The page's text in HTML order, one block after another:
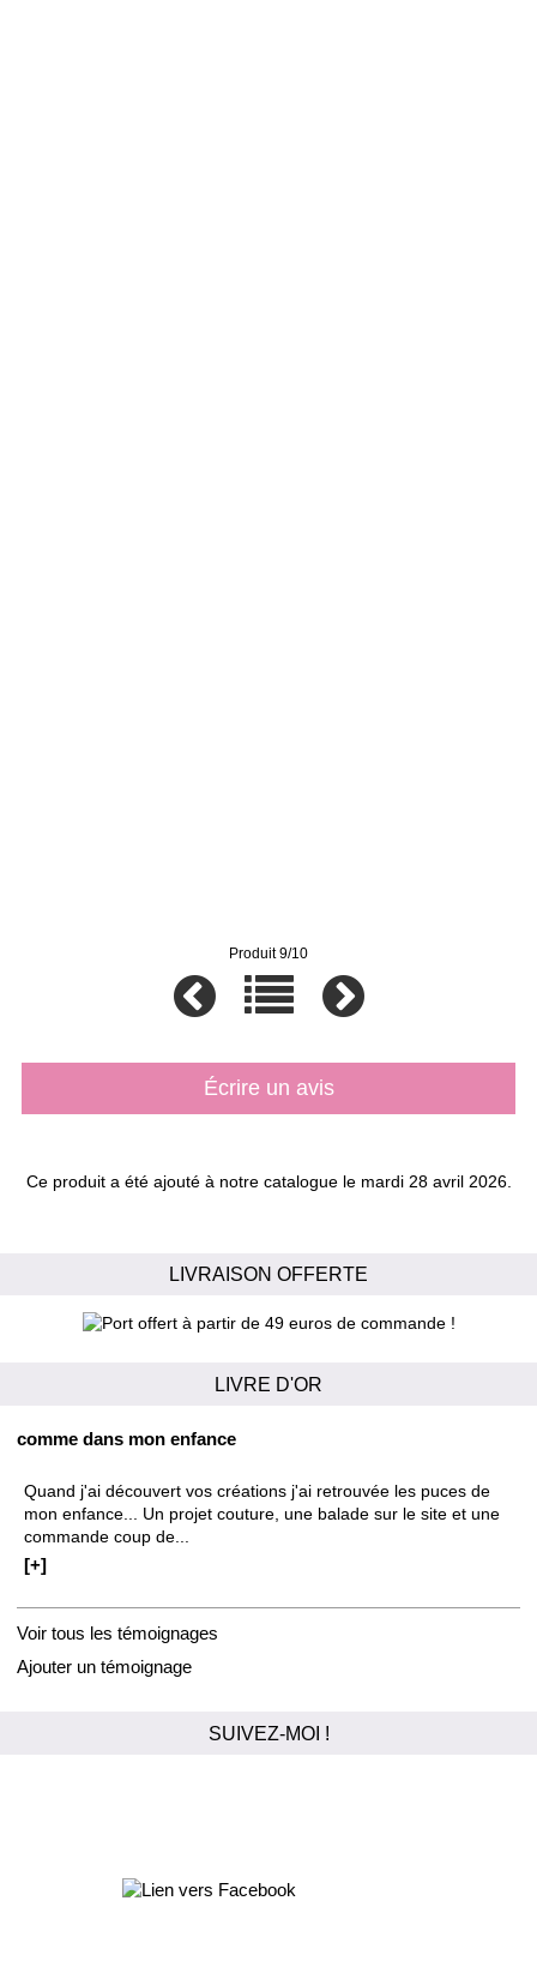
Produit 9/10
Écrire un avis
Ce produit a été ajouté à notre catalogue le mardi 28 avril 2026.
LIVRAISON OFFERTE
LIVRE D'OR
comme dans mon enfance
Quand j'ai découvert vos créations j'ai retrouvée les puces de
mon enfance... Un projet couture, une balade sur le site et une
commande coup de...
[+]
Voir tous les témoignages
Ajouter un témoignage
SUIVEZ-MOI !